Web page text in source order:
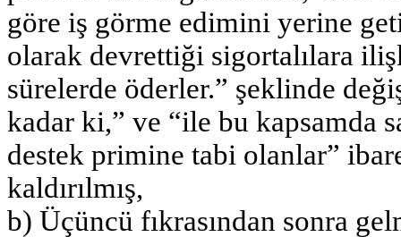
göre iş görme edimini yerine
olarak devrettiği sigortalılara
sürelerde öderler.” şeklinde
kadar ki,” ve “ile bu kapsamda
destek primine tabi olanlar”
kaldırılmış,
b) Üçüncü fıkrasından sonra